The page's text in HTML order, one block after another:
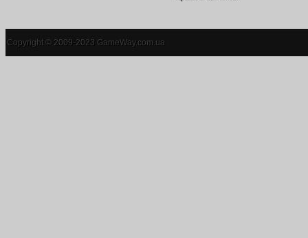
Copyright © 2009-2023 GameWay.com.ua